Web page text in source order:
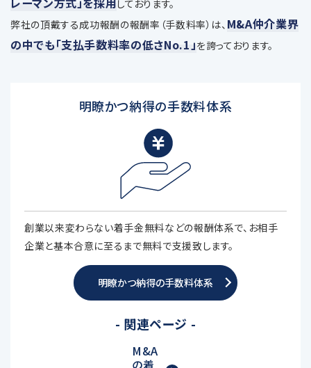
しております。
弊社の頂戴する成功報酬の報酬率（手数料率）は、 M&A仲介業界
の中でも「支払手数料率の低さNo.1」を誇っております。
明瞭かつ納得の手数料体系
創業以来変わらない着手金無料などの報酬体系で、お相手
企業と基本合意に至るまで無料で支援致します。
明瞭かつ納得の手数料体系
- 関連ページ -
M&A
の着